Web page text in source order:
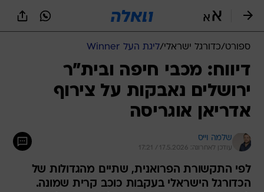
ספורט/כדורגל ישראלי/ליגת העל Winner
דיווח: מכבי חיפה ובית"ר
ירושלים נאבקות על צירוף
אדריאן אוגריסה
שלמה וייס
עודכן לאחרונה: 17.5.2026 / 17:21
לפי התקשורת הפרואנית, שתיים מהגדולות של
הכדורגל הישראלי בעקבות כוכב קרית שמונה.